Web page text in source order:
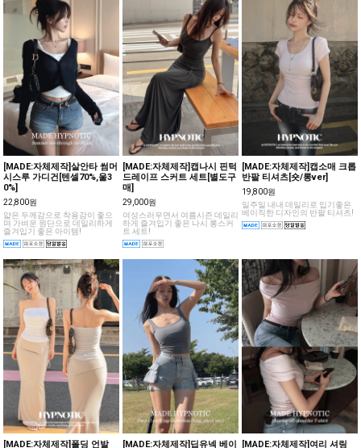
[MADE:자체제작]살안타 썸머
시스루 가디건[텐셀70%,울3
0%]
22,800원
얇은 두께감으로 착용감이 좋으
며 가벼운 원단으로 데일리하게
즐겨입기 좋은 아이템!
[MADE:자체제작]캡나시 핀턱
드레이프 스커트 세트[별도구
매]
29,000원
여성스러우면서 여름시즌 데일리
하게 즐겨입기 좋은 나시 롱스커
트 세트!
[MADE:자체제작]캡소매 크롭
반팔 티셔츠[숏/롱ver]
19,800원
일주일 내내 데일리로 입기좋은
베이직한 디자인의 반팔 티셔츠!